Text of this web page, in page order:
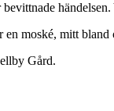
moské, mitt bland
Gård.